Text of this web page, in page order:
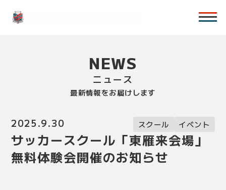
NEWS
ニュース
最新情報をお届けします
2025.9.30 スクール イベント
サッカースクール「東雁来会場」
無料体験会開催のお知らせ